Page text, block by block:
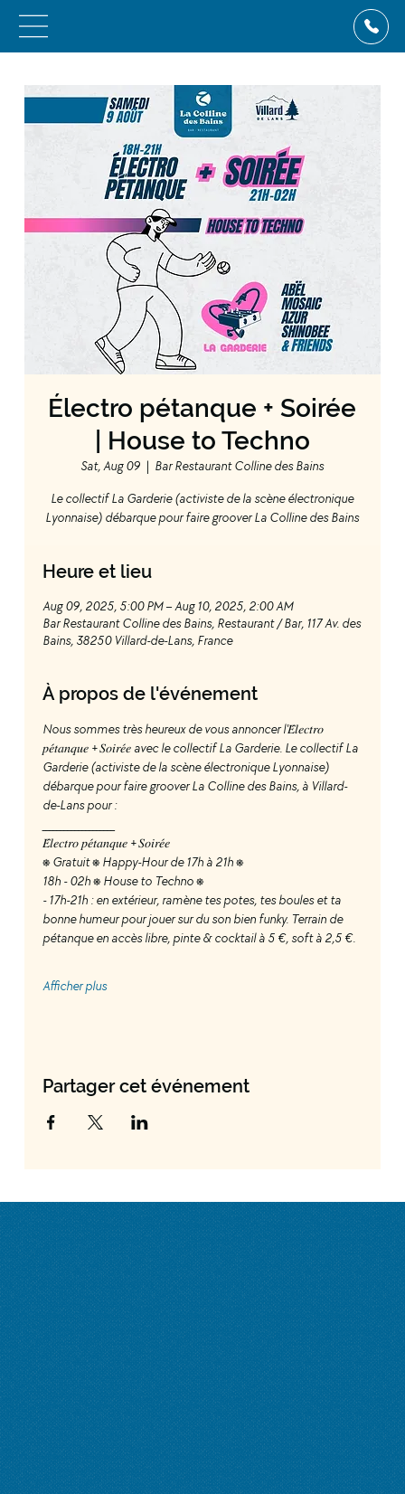
Électro pétanque + Soirée
| House to Techno
Sat, Aug 09
  |
Bar Restaurant Colline des Bains
Le collectif La Garderie (activiste de la scène électronique
Lyonnaise) débarque pour faire groover La Colline des Bains
Heure et lieu
Aug 09, 2025, 5:00 PM – Aug 10, 2025, 2:00 AM
Bar Restaurant Colline des Bains, Restaurant / Bar, 117 Av. des
Bains, 38250 Villard-de-Lans, France
À propos de l'événement
Nous sommes très heureux de vous annoncer l'𝐸́𝑙𝑒𝑐𝑡𝑟𝑜
𝑝𝑒́𝑡𝑎𝑛𝑞𝑢𝑒 + 𝑆𝑜𝑖𝑟𝑒́𝑒 avec le collectif La Garderie. Le collectif La
Garderie (activiste de la scène électronique Lyonnaise)
débarque pour faire groover La Colline des Bains, à Villard-
de-Lans pour :
𝐸́𝑙𝑒𝑐𝑡𝑟𝑜 𝑝𝑒́𝑡𝑎𝑛𝑞𝑢𝑒 + 𝑆𝑜𝑖𝑟𝑒́𝑒
⎈ Gratuit ⎈ Happy-Hour de 17h à 21h ⎈
18h - 02h ⎈ House to Techno ⎈
- 17h-21h : en extérieur, ramène tes potes, tes boules et ta
bonne humeur pour jouer sur du son bien funky. Terrain de
pétanque en accès libre, pinte & cocktail à 5 €, soft à 2,5 €.
Afficher plus
Partager cet événement